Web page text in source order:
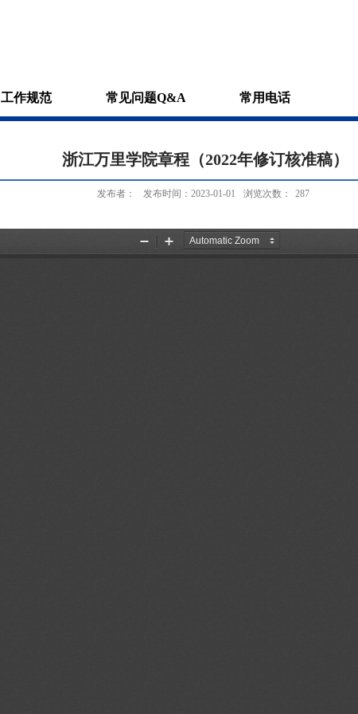
工作规范 常见问题Q&A 常用电话
浙江万里学院章程（2022年修订核准稿）
发布者： 发布时间：2023-01-01 浏览次数： 287